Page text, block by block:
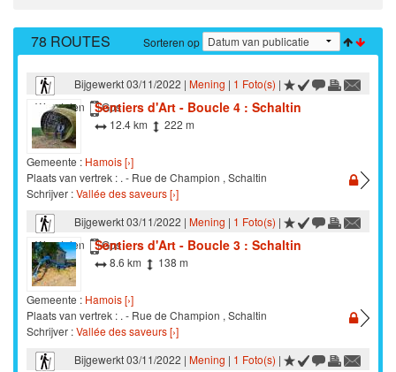
Sorteren op
78 ROUTES
Bijgewerkt 03/11/2022 | Mening | 1 Foto(s) |
Wandelen
Gps
Sentiers d'Art - Boucle 4 : Schaltin
12.4 km 222 m
Gemeente : Hamois [›]
Plaats van vertrek : . - Rue de Champion , Schaltin
Schrijver :Vallée des saveurs [›]
Bijgewerkt 03/11/2022 | Mening | 1 Foto(s) |
Wandelen
Gps
Sentiers d'Art - Boucle 3 : Schaltin
8.6 km 138 m
Gemeente : Hamois [›]
Plaats van vertrek : . - Rue de Champion , Schaltin
Schrijver :Vallée des saveurs [›]
Bijgewerkt 03/11/2022 | Mening | 1 Foto(s) |